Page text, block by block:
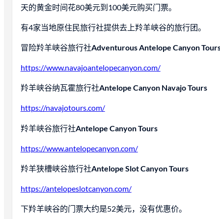
天的黄金时间花80美元到100美元购买门票。
有4家当地原住民旅行社提供去上羚羊峡谷的旅行团。
冒险羚羊峡谷旅行社Adventurous Antelope Canyon
https://www.navajoantelopecanyon.com/
羚羊峡谷纳瓦霍旅行社Antelope Canyon Navajo Tours
https://navajotours.com/
羚羊峡谷旅行社Antelope Canyon Tours
https://www.antelopecanyon.com/
羚羊狭槽峡谷旅行社Antelope Slot Canyon Tours
https://antelopeslotcanyon.com/
下羚羊峡谷的门票大约是52美元，没有优惠价。